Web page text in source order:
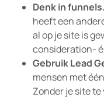
Denk in funnels.
heeft een
al op je site is
consideration-
Gebruik Lead
mensen met
Zonder je site